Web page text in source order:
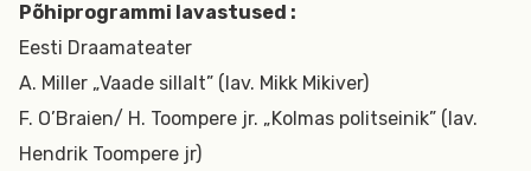
Põhiprogrammi lavastused :
Eesti Draamateater
A. Miller „Vaade sillalt” (lav. Mikk Mikiver)
F. O’Braien/ H. Toompere jr. „Kolmas politseinik” (lav.
Hendrik Toompere jr)